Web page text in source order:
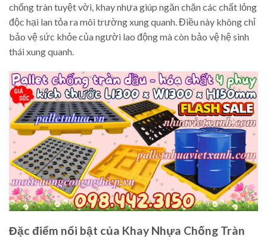
chống tràn tuyệt vời, khay nhựa giúp ngăn chặn các chất lỏng
độc hại lan tỏa ra môi trường xung quanh. Điều này không chỉ
bảo vệ sức khỏe của người lao động mà còn bảo vệ hệ sinh
thái xung quanh.
Đặc điểm nổi bật của Khay Nhựa Chống Tràn